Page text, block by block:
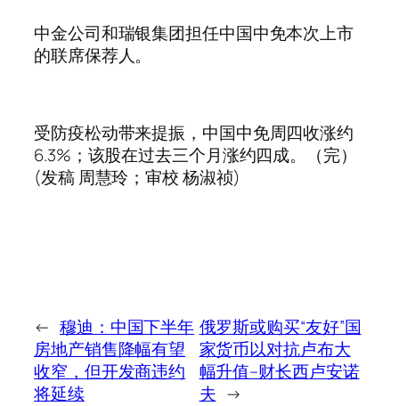
中金公司和瑞银集团担任中国中免本次上市
的联席保荐人。
受防疫松动带来提振，中国中免周四收涨约
6.3%；该股在过去三个月涨约四成。（完）
(发稿 周慧玲；审校 杨淑祯)
← 穆迪：中国下半年
房地产销售降幅有望
收窄，但开发商违约
将延续
俄罗斯或购买“友好”国
家货币以对抗卢布大
幅升值–财长西卢安诺
夫 →